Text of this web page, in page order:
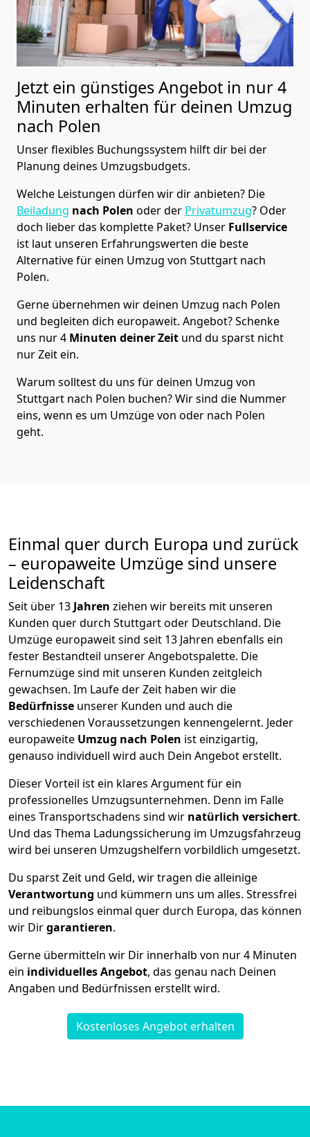
Jetzt ein günstiges Angebot in nur4
Minuten erhalten für deinen Umzug
nach Polen
Unser flexibles Buchungssystem hilft dir bei der
Planung deines Umzugsbudgets.
Welche Leistungen dürfen wir dir anbieten? Die
Beiladung nach Polen oder der Privatumzug? Oder
doch lieber das komplette Paket? Unser Fullservice
ist laut unseren Erfahrungswerten die beste
Alternative für einen Umzug von Stuttgart nach
Polen.
Gerne übernehmen wir deinen Umzug nach Polen
und begleiten dich europaweit. Angebot? Schenke
uns nur4 Minuten deiner Zeit und du sparst nicht
nur Zeit ein.
Warum solltest du uns für deinen Umzug von
Stuttgart nach Polen buchen? Wir sind die Nummer
eins, wenn es um Umzüge von oder nach Polen
geht.
Einmal quer durch Europa und zurück
– europaweite Umzüge sind unsere
Leidenschaft
Seit über 13 Jahren ziehen wir bereits mit unseren
Kunden quer durch Stuttgartoder Deutschland. Die
Umzüge europaweit sind seit 13 Jahren ebenfalls ein
fester Bestandteil unserer Angebotspalette. Die
Fernumzüge sind mit unseren Kunden zeitgleich
gewachsen. Im Laufe der Zeit haben wir die
Bedürfnisse unserer Kunden und auch die
verschiedenen Voraussetzungen kennengelernt. Jeder
europaweite Umzug nach Polen ist einzigartig,
genauso individuell wird auch Dein Angebot erstellt.
Dieser Vorteil ist ein klares Argument für ein
professionelles Umzugsunternehmen. Denn im Falle
eines Transportschadens sind wir natürlich versichert.
Und das Thema Ladungssicherung im Umzugsfahrzeug
wird bei unseren Umzugshelfern vorbildlich umgesetzt.
Du sparst Zeit und Geld, wir tragen die alleinige
Verantwortung und kümmern uns um alles. Stressfrei
und reibungslos einmal quer durch Europa, das können
wir Dirgarantieren.
Gerne übermitteln wir Dir innerhalb von nur4 Minuten
ein individuelles Angebot, das genau nach Deinen
Angaben und Bedürfnissen erstellt wird.
Kostenloses Angebot erhalten